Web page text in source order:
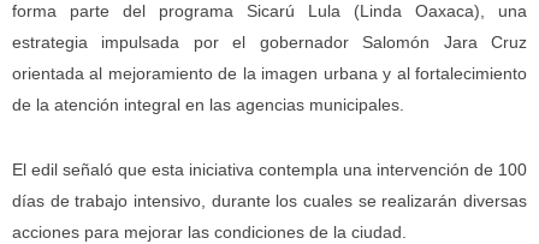
forma parte del programa Sicarú Lula (Linda Oaxaca), una
estrategia impulsada por el gobernador Salomón Jara Cruz
orientada al mejoramiento de la imagen urbana y al fortalecimiento
de la atención integral en las agencias municipales.
El edil señaló que esta iniciativa contempla una intervención de 100
días de trabajo intensivo, durante los cuales se realizarán diversas
acciones para mejorar las condiciones de la ciudad.